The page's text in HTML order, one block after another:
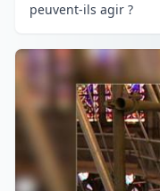
peuvent-ils agir ?